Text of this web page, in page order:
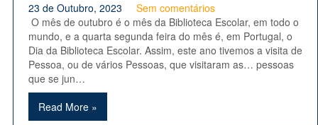
23 de Outubro, 2023
Sem comentários
O mês de outubro é o mês da Biblioteca Escolar, em todo o
mundo, e a quarta segunda feira do mês é, em Portugal, o
Dia da Biblioteca Escolar. Assim, este ano tivemos a visita de
Pessoa, ou de vários Pessoas, que visitaram as… pessoas
que se jun…
Read More »